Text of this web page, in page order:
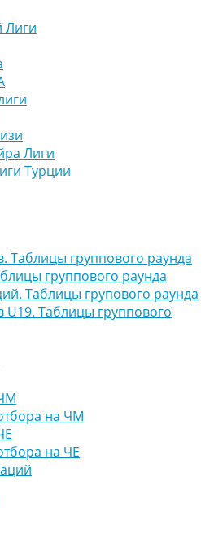
Лиги
Лиги
Турции
Таблицы группового раунда
группового раунда
Таблицы групового раунда
Таблицы группового
на ЧМ
на ЧЕ